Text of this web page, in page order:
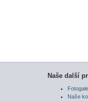
Naše další
Naše